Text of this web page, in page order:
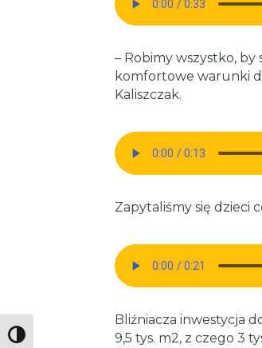
Toggle High Contrast
– Robimy wszystko, by
komfortowe warunki
Kaliszczak.
Zapytaliśmy się dzieci
Bliźniacza inwestycja
9,5 tys. m2, z czego 3